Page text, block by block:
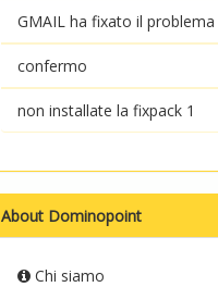
GMAIL ha fixato il problema
confermo
non installate la fixpack 1
About Dominopoint
Chi siamo